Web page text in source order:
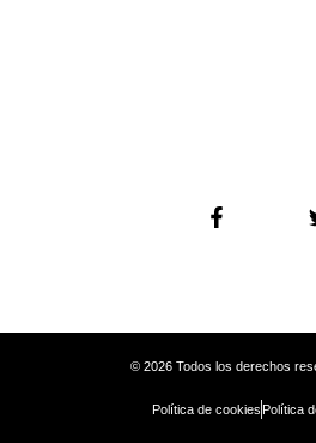
© 2026 Todos los derechos
Política de cookiesPolítica